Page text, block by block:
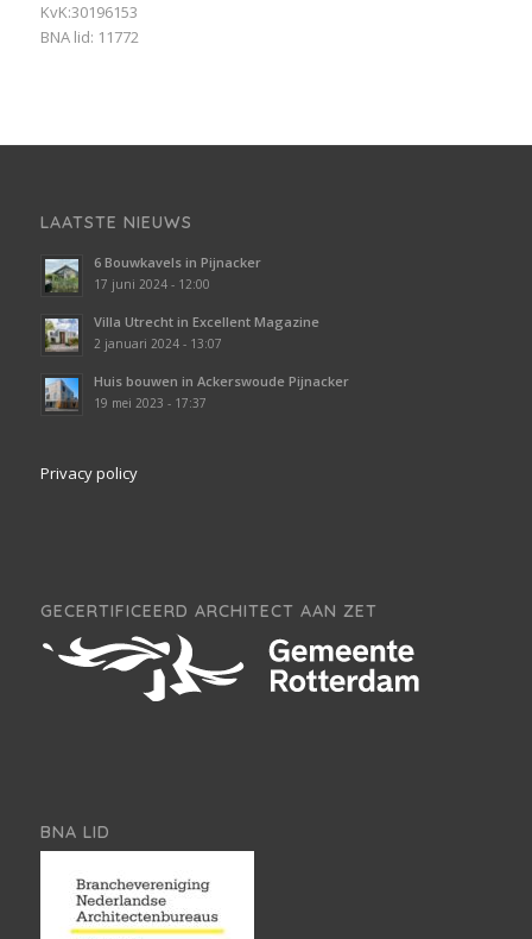
KvK:30196153
BNA lid: 11772
LAATSTE NIEUWS
6 Bouwkavels in Pijnacker
17 juni 2024 - 12:00
Villa Utrecht in Excellent Magazine
2 januari 2024 - 13:07
Huis bouwen in Ackerswoude Pijnacker
19 mei 2023 - 17:37
Privacy policy
GECERTIFICEERD ARCHITECT AAN ZET
BNA LID